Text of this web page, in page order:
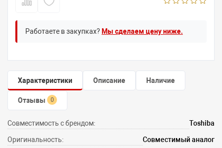
Работаете в закупках? Мы сделаем цену ниже.
Характеристики Описание Наличие
Отзывы 0
Совместимость с брендом: Toshiba
Оригинальность: Совместимый аналог